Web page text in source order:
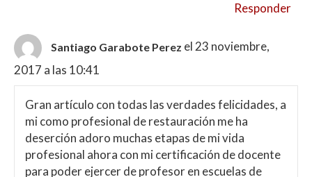
Responder
Santiago Garabote Perez el 23 noviembre,
2017 a las 10:41
Gran artículo con todas las verdades felicidades, a
mi como profesional de restauración me ha
deserción adoro muchas etapas de mi vida
profesional ahora con mi certificación de docente
para poder ejercer de profesor en escuelas de